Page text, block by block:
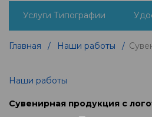
Услуги Типографии
Главная / Наши работы /
Наши работы
Сувенирная продукция с